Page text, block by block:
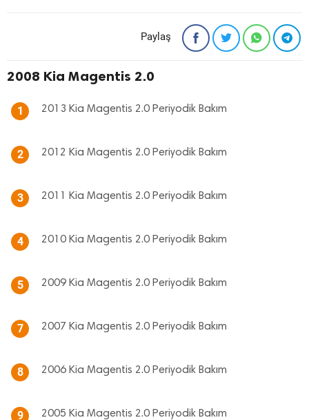
Paylaş
2008 Kia Magentis 2.0
1 2013 Kia Magentis 2.0 Periyodik Bakım
2 2012 Kia Magentis 2.0 Periyodik Bakım
3 2011 Kia Magentis 2.0 Periyodik Bakım
4 2010 Kia Magentis 2.0 Periyodik Bakım
5 2009 Kia Magentis 2.0 Periyodik Bakım
7 2007 Kia Magentis 2.0 Periyodik Bakım
8 2006 Kia Magentis 2.0 Periyodik Bakım
9 2005 Kia Magentis 2.0 Periyodik Bakım